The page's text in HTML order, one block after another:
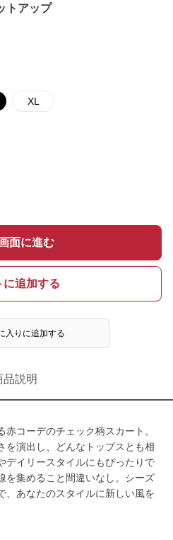
トアップ
XL
面に進む
に追加する
入りに追加する
品説明
コーデのチェック柄スカート。
を演出し、どんなトップスとも相
デイリースタイルにもぴったりで
を集めること間違いなし。シーズ
、あなたのスタイルに新しい風を